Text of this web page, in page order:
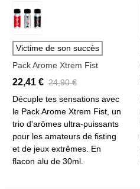
Victime de son succès
Pack Arome Xtrem Fist
22,41 € 24,90 €
Décuple tes sensations avec
le Pack Arome Xtrem Fist, un
trio d'arômes ultra-puissants
pour les amateurs de fisting
et de jeux extrêmes. En
flacon alu de 30ml.